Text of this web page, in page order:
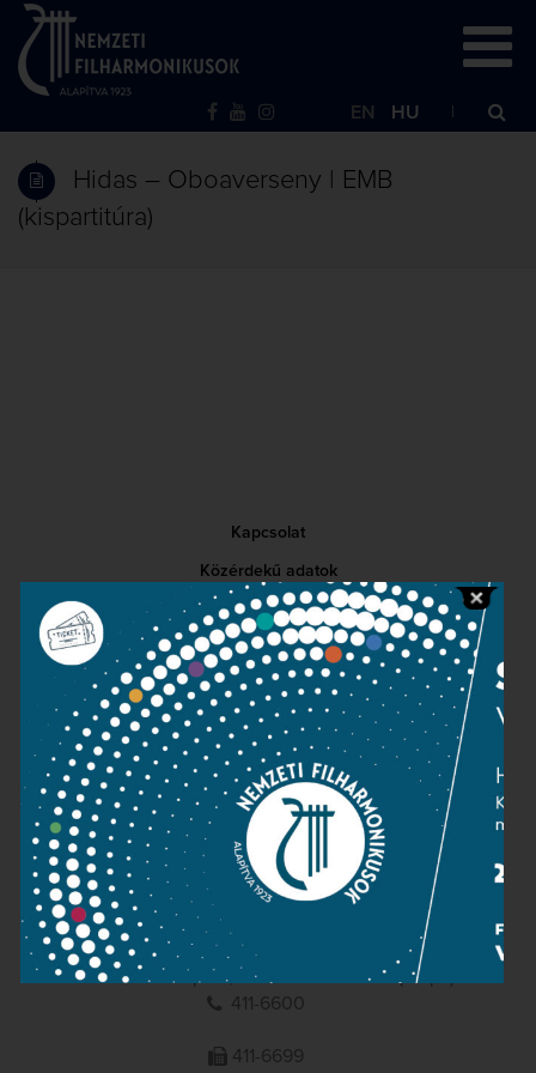
EN HU
Hidas – Oboaverseny | EMB
(kispartitúra)
Kapcsolat
Közérdekű adatok
Sajtószoba
Adatvédelem
Impresszum
NEMZETI
FILHARMONIKUSOK
1095 Budapest, Komor Marcell u. 1. (Müpa)
411-6600
411-6699